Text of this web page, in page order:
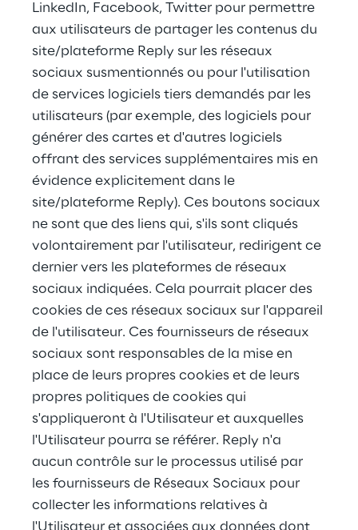
LinkedIn, Facebook, Twitter pour permettre
aux utilisateurs de partager les contenus du
site/plateforme Reply sur les réseaux
sociaux susmentionnés ou pour l'utilisation
de services logiciels tiers demandés par les
utilisateurs (par exemple, des logiciels pour
générer des cartes et d'autres logiciels
offrant des services supplémentaires mis en
évidence explicitement dans le
site/plateforme Reply). Ces boutons sociaux
ne sont que des liens qui, s'ils sont cliqués
volontairement par l'utilisateur, redirigent ce
dernier vers les plateformes de réseaux
sociaux indiquées. Cela pourrait placer des
cookies de ces réseaux sociaux sur l'appareil
de l'utilisateur. Ces fournisseurs de réseaux
sociaux sont responsables de la mise en
place de leurs propres cookies et de leurs
propres politiques de cookies qui
s'appliqueront à l'Utilisateur et auxquelles
l'Utilisateur pourra se référer. Reply n'a
aucun contrôle sur le processus utilisé par
les fournisseurs de Réseaux Sociaux pour
collecter les informations relatives à
l'Utilisateur et associées aux données dont